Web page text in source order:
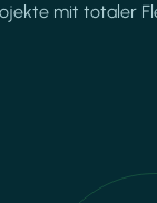
mit totaler